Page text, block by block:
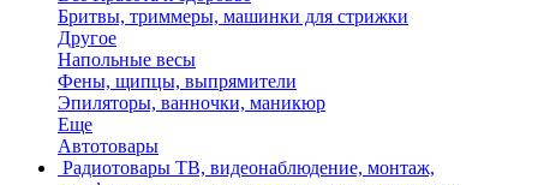
Бритвы, триммеры, машинки для стрижки
Другое
Напольные весы
Фены, щипцы, выпрямители
Эпиляторы, ванночки, маникюр
Еще
Автотовары
Радиотовары ТВ, видеонаблюдение, монтаж,